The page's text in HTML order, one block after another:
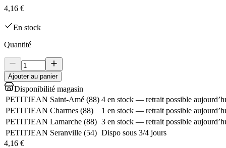
4,16 €
En stock
Quantité
Ajouter au panier
Disponibilité magasin
PETITJEAN Saint-Amé (88) 4 en stock — retrait possible
PETITJEAN Charmes (88)
1 en stock — retrait possible
PETITJEAN Lamarche (88) 3 en stock — retrait possible
PETITJEAN Seranville (54) Dispo sous 3/4 jours
4,16 €